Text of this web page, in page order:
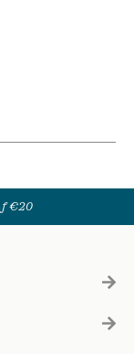
€20